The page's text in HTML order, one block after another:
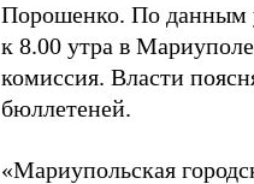
Порошенко. По данным
к 8.00 утра в
комиссия. Власти
бюллетеней.
«Мариупольская